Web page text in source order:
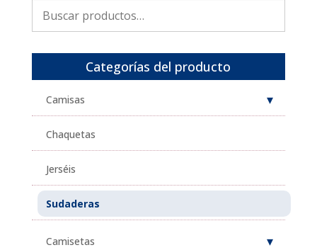
por:
Categorías del producto
Camisas
Chaquetas
Jerséis
Sudaderas
Camisetas